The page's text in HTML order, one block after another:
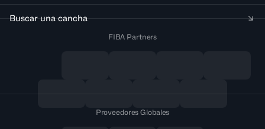
Buscar una cancha
FIBA Partners
Proveedores Globales